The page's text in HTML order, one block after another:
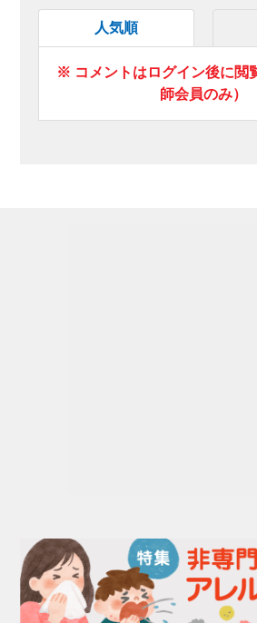
人気順
※ コメントはログイン後に閲
師会員のみ）